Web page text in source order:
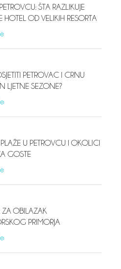
ŠTA RAZLIKUJE
HOTEL OD VELIKIH RESORTA
PETROVAC I CRNU
LJETNE SEZONE?
PLAŽE U PETROVCU I OKOLICI
GOSTE
ZA OBILAZAK
PRIMORJA